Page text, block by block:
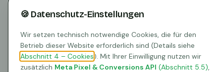
🍪 Datenschutz-Einstellungen
Wir setzen technisch notwendige Cookies, die für den
Betrieb dieser Website erforderlich sind (Details siehe
Abschnitt 4 – Cookies ). Mit Ihrer Einwilligung nutzen wir
zusätzlich Meta Pixel & Conversions API (Abschnitt 5.5),